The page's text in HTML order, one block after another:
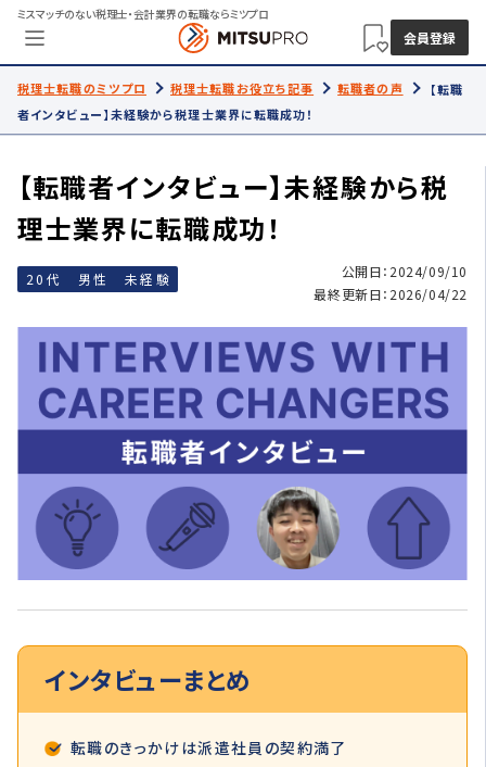
ミスマッチのない税理士・会計業界の転職ならミツプロ
会員登録
税理士転職のミツプロ 税理士転職お役立ち記事 転職者の声
【転職
者インタビュー】未経験から税理士業界に転職成功！
【転職者インタビュー】未経験から税
理士業界に転職成功！
20代 男性 未経験
公開日：2024/09/10
最終更新日：2026/04/22
インタビューまとめ
転職のきっかけは派遣社員の契約満了